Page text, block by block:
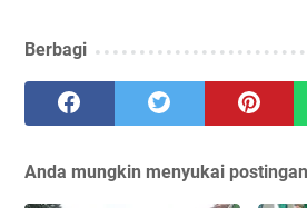
Berbagi
Anda mungkin menyukai